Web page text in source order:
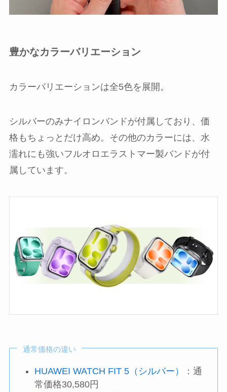
豊かなカラーバリエーション
カラーバリエーションは全5色を展開。
シルバーのみナイロンバンドが付属しており、価
格もちょっとだけ高め。その他のカラーには、水
濡れにも強いフルオロエラストマー製バンドが付
属しています。
通常価格の違い
HUAWEI WATCH FIT 5（シルバー）
：通
常価格30,580円